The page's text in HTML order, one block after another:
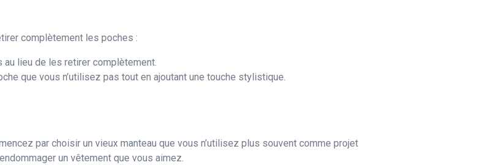
complètement les poches :
lieu de les retirer complètement.
que vous n’utilisez pas tout en ajoutant une touche stylistique.
par choisir un vieux manteau que vous n’utilisez plus souvent comme projet
un vêtement que vous aimez.